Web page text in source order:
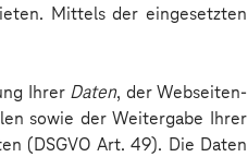
Mittels der eingesetzten
Ihrer Daten, der Webseiten-
sowie der Weitergabe Ihrer
(DSGVO Art. 49). Die Daten